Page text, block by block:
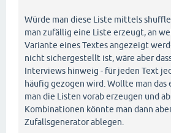
Würde man diese Liste mittels
man zufällig eine Liste erzeugt, an
Variante eines Textes angezeigt
nicht sichergestellt ist, wäre aber
Interviews hinweig - für jeden Text
häufig gezogen wird. Wollte man das
man die Listen vorab erzeugen und
Kombinationen könnte man dann
Zufallsgenerator ablegen.